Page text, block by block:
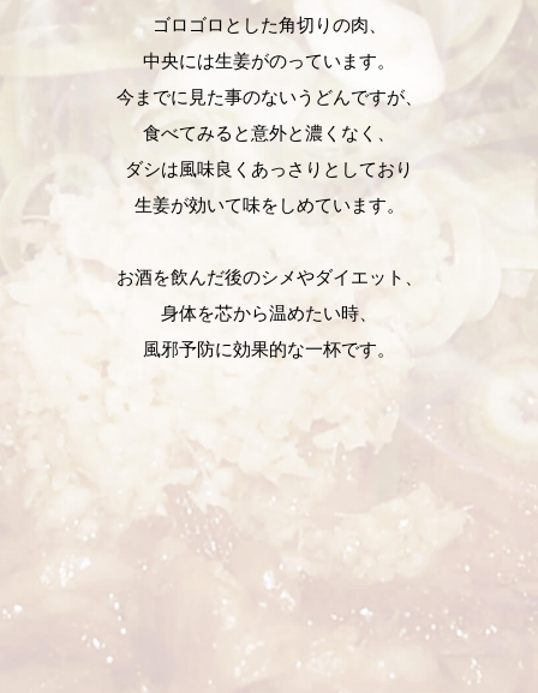
ゴロゴロとした角切りの肉、
中央には生姜がのっています。
今までに見た事のないうどんですが、
食べてみると意外と濃くなく、
ダシは風味良くあっさりとしており
生姜が効いて味をしめています。
お酒を飲んだ後のシメやダイエット、
身体を芯から温めたい時、
風邪予防に効果的な一杯です。